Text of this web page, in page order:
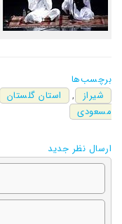
برچسب‌ها
شیراز
, استان گلستان
مسعودی
ارسال نظر جدید